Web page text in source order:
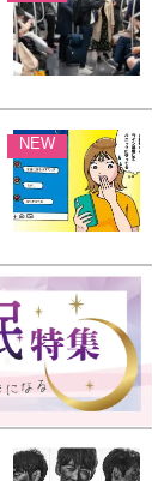
NEW